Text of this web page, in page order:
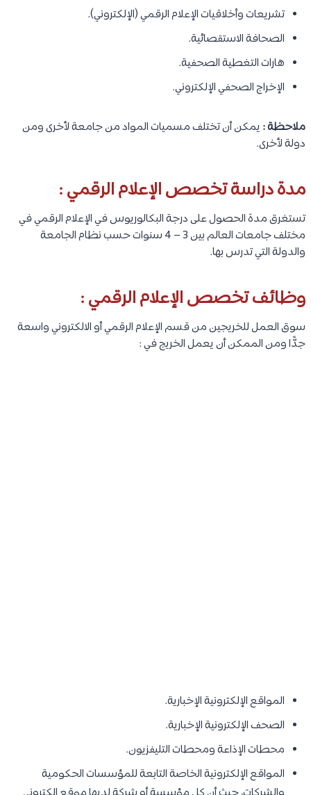
تشريعات وأخلاقيات الإعلام الرقمي (الإلكتروني).
الصحافة الاستقصائية.
هارات التغطية الصحفية​.
الإخراج الصحفي الإلكتروني.
ملاحظة : يمكن أن تختلف مسميات المواد من جامعة لأخرى ومن
دولة لأخرى.
مدة دراسة تخصص الإعلام الرقمي :
تستغرق مدة الحصول على درجة البكالوريوس في الإعلام الرقمي في
مختلف جامعات العالم بين 3 – 4 سنوات حسب نظام الجامعة
والدولة التي تدرس بها.
وظائف تخصص الإعلام الرقمي :
سوق العمل للخريجين من قسم الإعلام الرقمي أو الالكتروني واسعة
جدًّا ومن الممكن أن يعمل الخريج في :
المواقع الإلكترونية الإخبارية.
الصحف الإلكترونية الإخبارية.
محطات الإذاعة ومحطات التليفزيون.
المواقع الإلكترونية الخاصة التابعة للمؤسسات الحكومية